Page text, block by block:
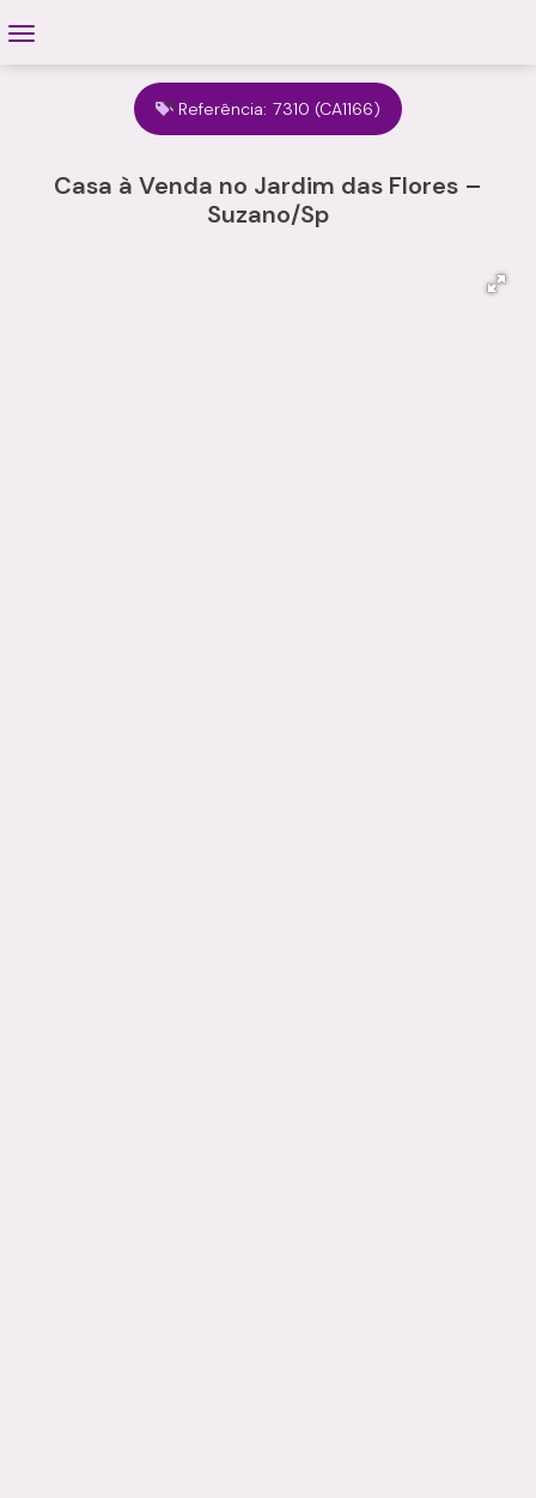
Referência: 7310 (CA1166)
Casa à Venda no Jardim das Flores –
Suzano/Sp